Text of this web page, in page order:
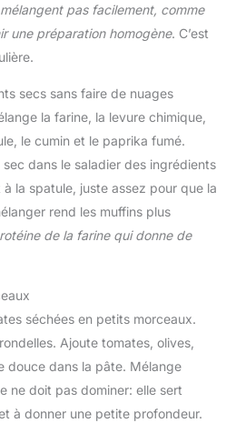
pas facilement, comme
une préparation homogène. C’est
secs sans faire de nuages
la farine, la levure chimique,
le cumin et le paprika fumé.
dans le saladier des ingrédients
la spatule, juste assez pour que la
rend les muffins plus
de la farine qui donne de
séchées en petits morceaux.
Ajoute tomates, olives,
douce dans la pâte. Mélange
ne doit pas dominer: elle sert
à donner une petite profondeur.